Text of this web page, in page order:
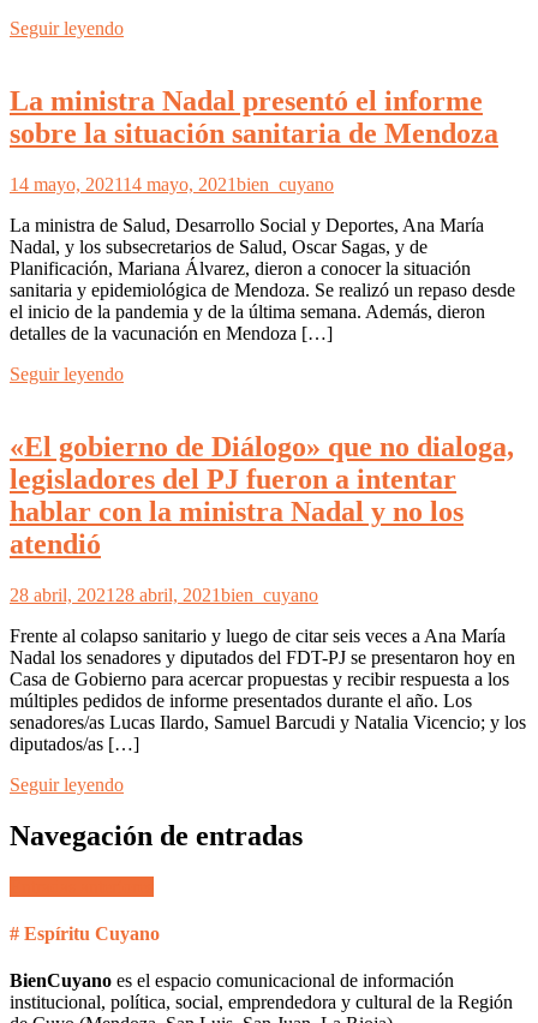
Seguir leyendo
La ministra Nadal presentó el informe
sobre la situación sanitaria de Mendoza
14 mayo, 202114 mayo, 2021bien_cuyano
La ministra de Salud, Desarrollo Social y Deportes, Ana María
Nadal, y los subsecretarios de Salud, Oscar Sagas, y de
Planificación, Mariana Álvarez, dieron a conocer la situación
sanitaria y epidemiológica de Mendoza. Se realizó un repaso desde
el inicio de la pandemia y de la última semana. Además, dieron
detalles de la vacunación en Mendoza […]
Seguir leyendo
«El gobierno de Diálogo» que no dialoga,
legisladores del PJ fueron a intentar
hablar con la ministra Nadal y no los
atendió
28 abril, 2021 28 abril, 2021bien_cuyano
Frente al colapso sanitario y luego de citar seis veces a Ana María
Nadal los senadores y diputados del FDT-PJ se presentaron hoy en
Casa de Gobierno para acercar propuestas y recibir respuesta a los
múltiples pedidos de informe presentados durante el año. Los
senadores/as Lucas Ilardo, Samuel Barcudi y Natalia Vicencio; y los
diputados/as […]
Seguir leyendo
Navegación de entradas
# Espíritu Cuyano
BienCuyano es el espacio comunicacional de información
institucional, política, social, emprendedora y cultural de la Región